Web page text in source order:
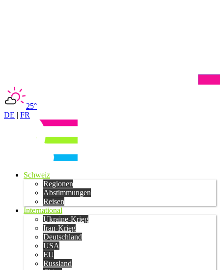
25°
DE | FR
Schweiz
Regionen
Abstimmungen
Reisen
International
Ukraine-Krieg
Iran-Krieg
Deutschland
USA
EU
Russland